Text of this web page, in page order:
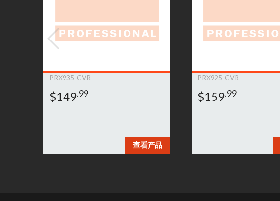
PRX935-CVR
$149.99
查看产品
PRX925-CVR
$159.99